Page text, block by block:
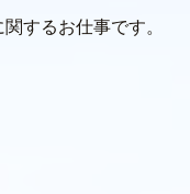
するお仕事です。